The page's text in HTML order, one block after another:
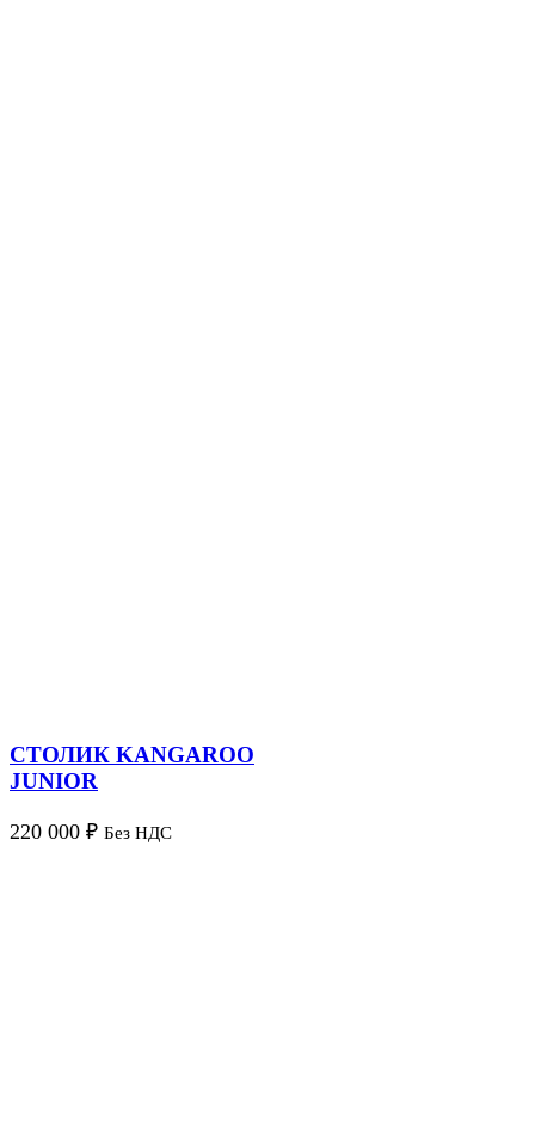
СТОЛИК KANGAROO
JUNIOR
220 000 ₽ Без НДС